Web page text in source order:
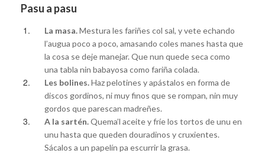
Pasu a pasu
La masa.Mestura les fariñes col sal, y vete echando
l’augua poco a poco, amasando coles manes hasta que
la cosa se deje manejar. Que nun quede seca como
una tabla nin babayosa como fariña colada.
Les bolines.Haz pelotines y apástalos en forma de
discos gordinos, ni muy finos que se rompan, nin muy
gordos que parescan madreñes.
A la sartén.Quema’l aceite y fríe los tortos de unu en
unu hasta que queden douradinos y cruxientes.
Sácalos a un papelín pa escurrir la grasa.